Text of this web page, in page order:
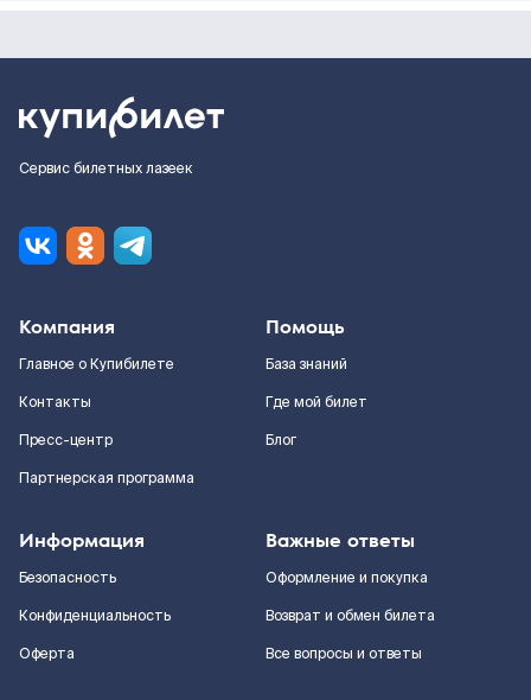
Сервис билетных лазеек
Компания
Главное о Купибилете
Контакты
Пресс-центр
Партнерская программа
Помощь
База знаний
Где мой билет
Блог
Информация
Безопасность
Конфиденциальность
Оферта
Важные ответы
Оформление и покупка
Возврат и обмен билета
Все вопросы и ответы